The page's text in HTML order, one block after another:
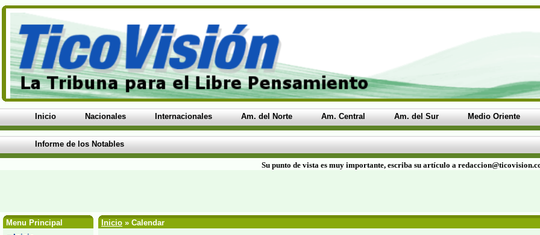
Inicio Nacionales Internacionales Am. del Norte Am. Central Am. del Sur Medio Oriente
Informe de los Notables
Su punto de vista es muy importante, escriba su artículo a
Menu Principal
Inicio » Calendar